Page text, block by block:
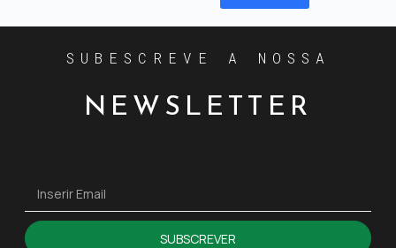
SUBESCREVE A NOSSA
NEWSLETTER
SUBSCREVER